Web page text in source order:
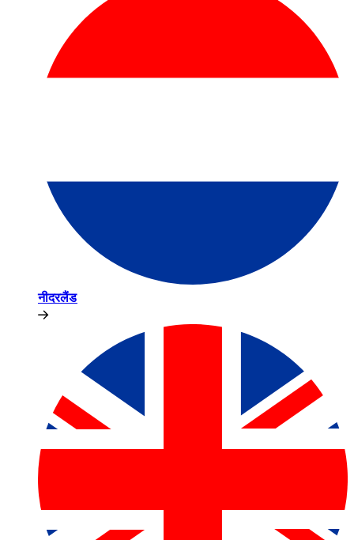
नीदरलैंड​​